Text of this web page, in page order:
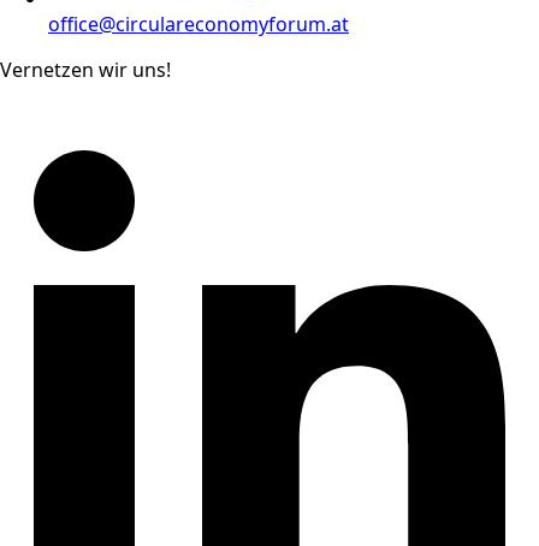
office@circulareconomyforum.at
Vernetzen wir uns!